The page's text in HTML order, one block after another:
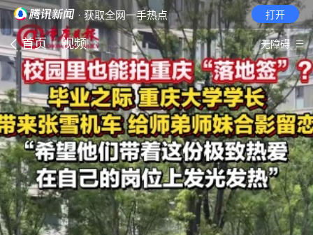
· 获取全网一手热点 打开
首页 视频 无障碍